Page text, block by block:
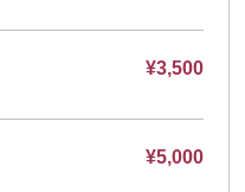
¥3,500
¥5,000